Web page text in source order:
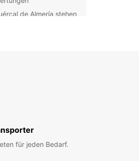
de Almería stehen
für jeden Bedarf.